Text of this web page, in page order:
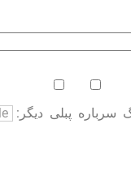
سرباره پبلی دیگر: